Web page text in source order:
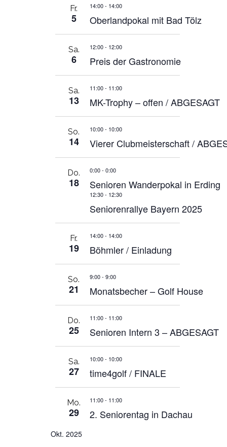
Fr.
5
14:00- 14:00
Oberlandpokal mit Bad Tölz
Sa.
6
12:00- 12:00
Preis der Gastronomie
Sa.
13
11:00- 11:00
MK-Trophy – offen / ABGESAGT
So.
14
10:00- 10:00
Vierer Clubmeisterschaft /
Do.
18
0:00- 0:00
Senioren Wanderpokal in Erding
12:30- 12:30
Seniorenrallye Bayern 2025
Fr.
19
14:00- 14:00
Böhmler / Einladung
So.
21
9:00- 9:00
Monatsbecher – Golf House
Do.
25
11:00- 11:00
Senioren Intern 3 – ABGESAGT
Sa.
27
10:00- 10:00
time4golf / FINALE
Mo.
29
11:00- 11:00
2. Seniorentag in Dachau
Okt. 2025